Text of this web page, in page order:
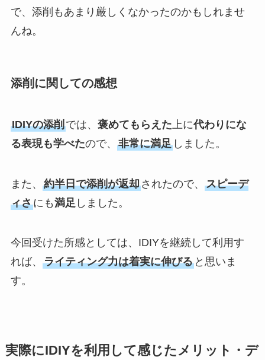
で、添削もあまり厳しくなかったのかもしれませ
んね。
添削に関しての感想
IDIYの添削では、 褒めてもらえた 上に代わりにな
る表現も学べたので、 非常に満足しました。
また、 約半日で添削が返却されたので、 スピーデ
ィさにも満足 しました。
今回受けた所感としては、IDIYを継続して利用す
れば、 ライティング力は着実に伸びると思いま
す。
実際にIDIYを利用して感じたメリット・デ